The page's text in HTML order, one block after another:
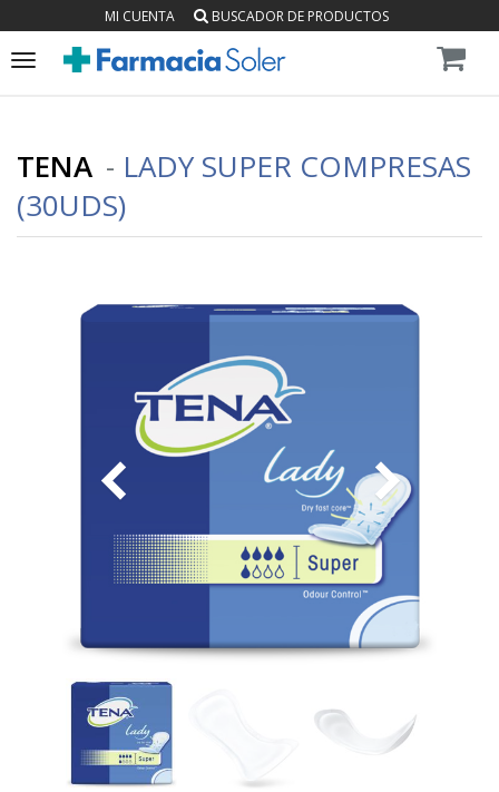
MI CUENTA BUSCADOR DE PRODUCTOS
Toggle
TENA - LADY SUPER COMPRESAS
(30UDS)